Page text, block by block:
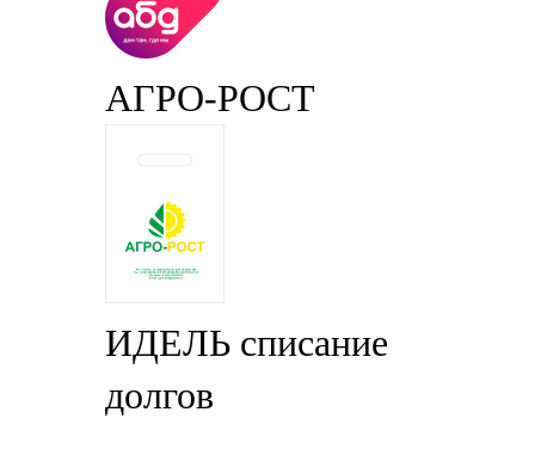
АГРО-РОСТ
ИДЕЛЬ списание
долгов